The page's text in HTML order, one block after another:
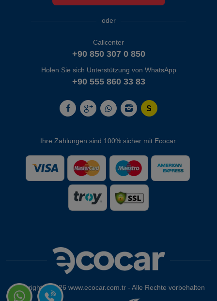
oder
Callcenter
+90 850 307 0 850
Holen Sie sich Unterstützung von WhatsApp
+90 555 860 33 83
Ihre Zahlungen sind 100% sicher mit Ecocar.
Copyright © 2026 www.ecocar.com.tr - Alle Rechte vorbehalten